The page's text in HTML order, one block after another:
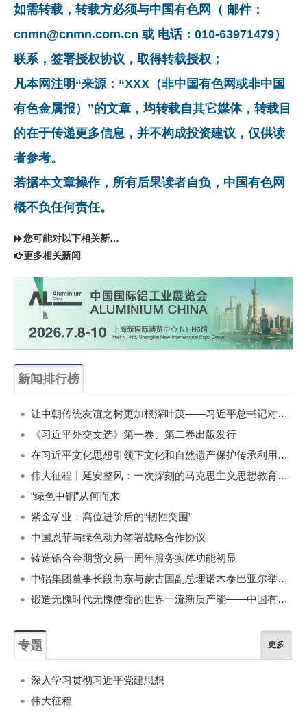
如需转载，转载方必须与中国有色网（ 邮件：
cnmn@cnmn.com.cn 或 电话：010-63971479）
联系，签署授权协议，取得转载授权；
凡本网注明“来源：“XXX（非中国有色网或非中国
有色金属报）”的文章，均转载自其它媒体，转载目
的在于传递更多信息，并不构成投资建议，仅供读
者参考。
若据本文章操作，所有后果读者自负，中国有色网
概不负任何责任。
您可能对以下相关新闻同样感兴趣
更多相关新闻
新闻排行榜
让中朝传统友谊之树更加根深叶茂——习近平总书记对朝鲜进行国事访问纪实
《习近平外交文选》第一卷、第二卷出版发行
在习近平文化思想引领下文化和自然遗产保护传承利用工作开创新局面
伟大征程丨延安整风：一次深刻的马克思主义思想教育运动
“绿色中铜”从何而来
紫金矿业：高位进阶后的“韧性突围”
中国恩菲与绿色动力签署战略合作协议
铸造铝合金期货交易一周年服务实体功能初显
中铝集团董事长段向东与蒙古国副总理诺木泰巴亚尔举行会谈
锻造无愧时代无愧使命的世界一流新质产能——中国有色金属工业的战略应对与破局之道（二）
专题 更多
深入学习贯彻习近平党建思想
伟大征程